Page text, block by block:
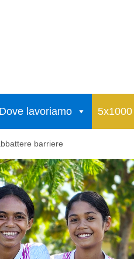
Dove lavoriamo 5x1000
barriere